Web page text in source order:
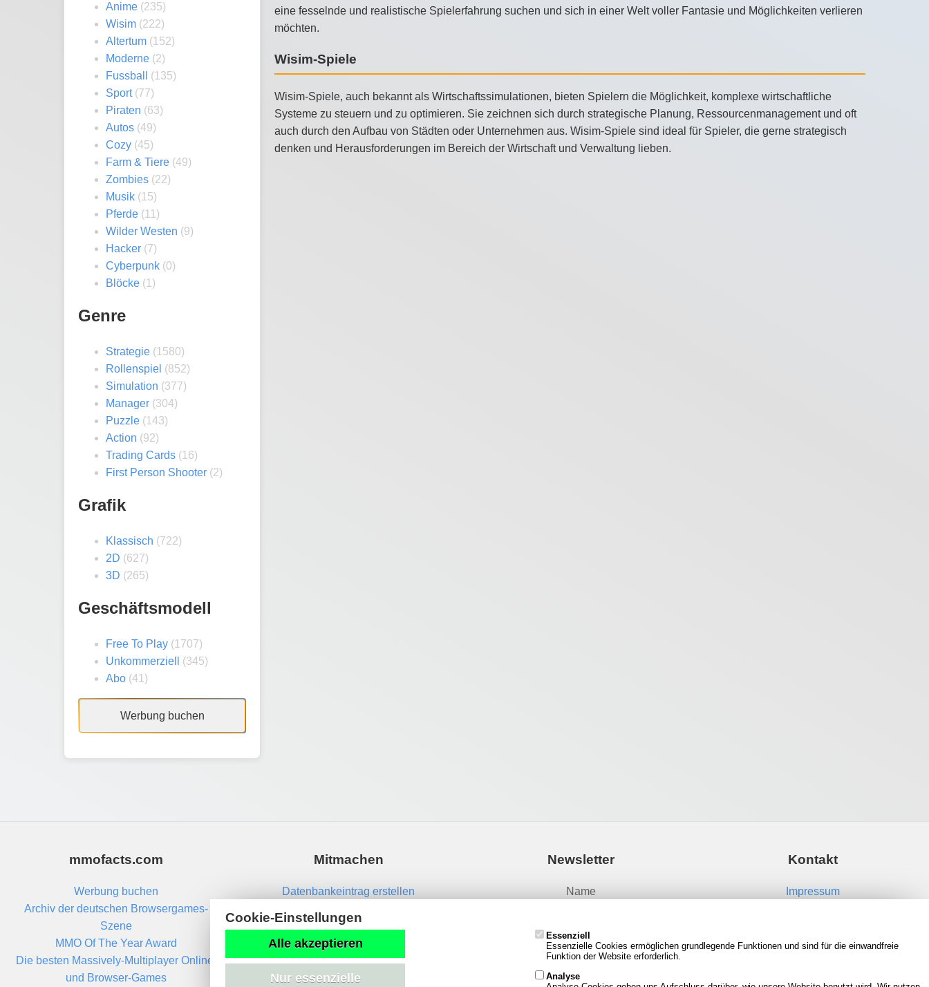
Anime (235)
Wisim (222)
Altertum (152)
Moderne (2)
Fussball
(135)
Sport(77)
Piraten (63)
Autos (49)
Cozy (45)
Farm & Tiere (49)
Zombies (22)
Musik (15)
Pferde (11)
Wilder Westen (9)
Hacker (7)
Cyberpunk (0)
Blöcke (1)
Genre
Strategie (1580)
Rollenspiel (852)
Simulation (377)
Manager (304)
Puzzle (143)
Action (92)
Trading Cards (16)
First Person Shooter (2)
Grafik
Klassisch (722)
2D (627)
3D (265)
Geschäftsmodell
Free To Play (1707)
Unkommerziell
(345)
Abo (41)
Werbung buchen
eine fesselnde und realistische Spielerfahrung suchen und sich in einer Welt voller Fantasie und Möglichkeiten verlieren
möchten.
Wisim-Spiele
Wisim-Spiele, auch bekannt als Wirtschaftssimulationen, bieten Spielern die Möglichkeit, komplexe wirtschaftliche
Systeme zu steuern und zu optimieren. Sie zeichnen sich durch strategische Planung, Ressourcenmanagement und oft
auch durch den Aufbau von Städten oder Unternehmen aus. Wisim-Spiele sind ideal für Spieler, die gerne strategisch
denken und Herausforderungen im Bereich der Wirtschaft und Verwaltung lieben.
mmofacts.com
Werbung buchen
Archiv der deutschen Browsergames-
Szene
MMO Of The Year Award
Die besten Massively-Multiplayer Online-
und Browser-Games
Mitmachen
Datenbankeintrag erstellen
Newsletter
Name
Email
Kontakt
Impressum
RSS Feeds
Neue Spiele in der Datenbank
Cookie-Einstellungen
Alle akzeptieren
Nur essenzielle
Essenziell
Essenzielle Cookies ermöglichen grundlegende Funktionen und sind für die einwandfreie
Funktion der Website erforderlich.
Analyse